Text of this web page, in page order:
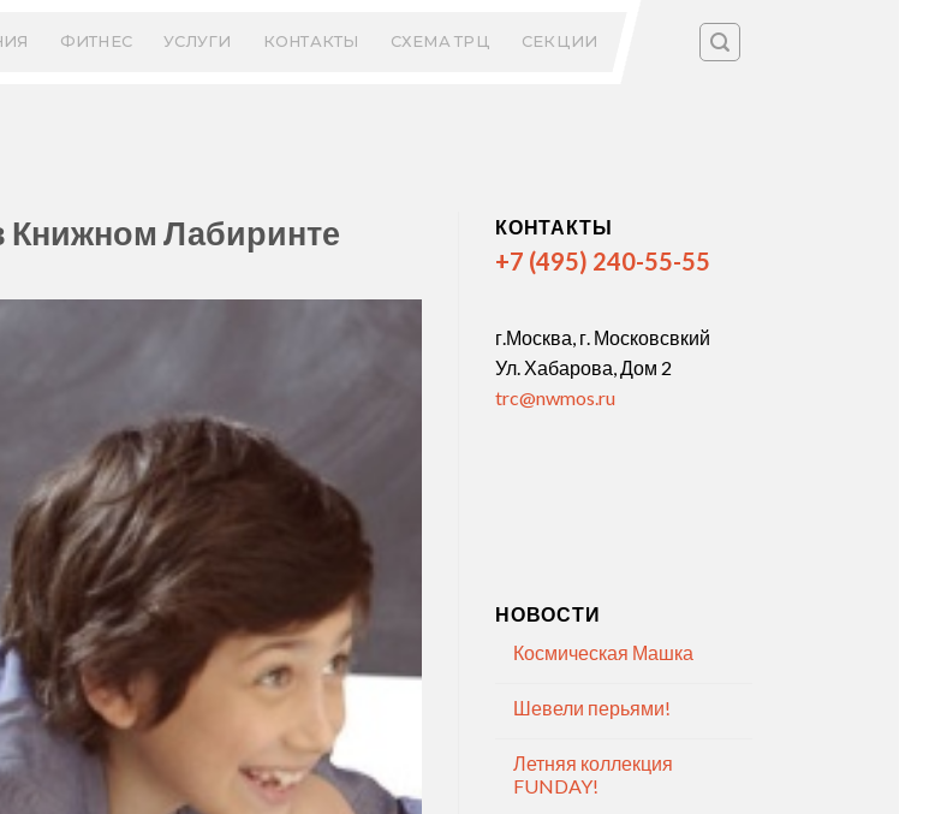
ФИТНЕС УСЛУГИ КОНТАКТЫ СХЕМА ТРЦ СЕКЦИИ
Книжном Лабиринте КОНТАКТЫ
+7 (495) 240-55-55
г.Москва, г. Московсвкий
Ул. Хабарова, Дом 2
trc@nwmos.ru
НОВОСТИ
Космическая Машка
Шевели перьями!
Летняя коллекция
FUNDAY!